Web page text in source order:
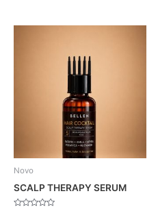
Novo
SCALP THERAPY SERUM